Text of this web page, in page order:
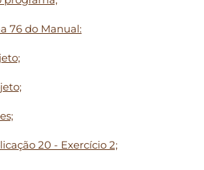
76 do Manual:
20 - Exercício 2;